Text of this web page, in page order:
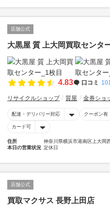
店舗公式
大黒屋 質 上大岡買取センタ
4.83 口コミ
リサイクルショップ 質屋 金券ショ
配達・デリバリー対応 クーポン有
カード可
住所
神奈川県横浜市港南区上大岡
本日の営業状況 定休日
店舗公式
買取マクサス 長野上田店